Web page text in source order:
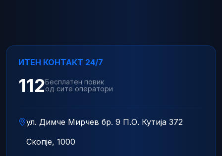
ИТЕН КОНТАКТ 24/7
112Бесплатен повик
од сите оператори
ул. Димче Мирчев бр. 9 П.О. Кутија 372
Скопје, 1000